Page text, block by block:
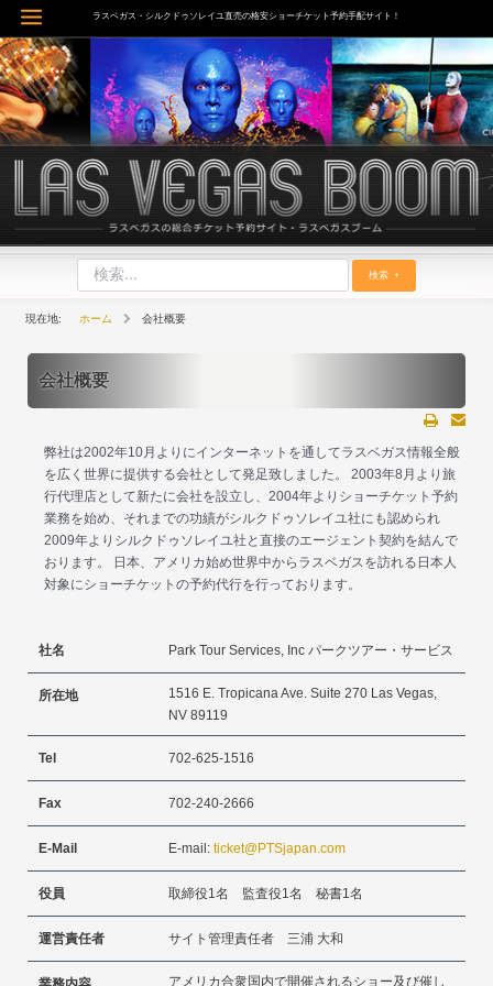
を
ス
キ
ッ
プ
Main
Menu
ラスベガス・シルクドゥソレイユ直売の格安ショーチケット予約手配サイト！
検索
ホーム 会社概要
会社概要
弊社は2002年10月よりにインターネットを通してラスベガス情報全般
を広く世界に提供する会社として発足致しました。 2003年8月より旅
行代理店として新たに会社を設立し、2004年よりショーチケット予約
業務を始め、それまでの功績がシルクドゥソレイユ社にも認められ
2009年よりシルクドゥソレイユ社と直接のエージェント契約を結んで
おります。 日本、アメリカ始め世界中からラスベガスを訪れる日本人
対象にショーチケットの予約代行を行っております。
社名 Park Tour Services, Inc パークツアー・サービス
所在地
1516 E. Tropicana Ave. Suite 270 Las Vegas,
NV 89119
Tel 702-625-1516
Fax 702-240-2666
E-Mail E-mail: ticket@PTSjapan.com
役員 取締役1名 監査役1名 秘書1名
運営責任者 サイト管理責任者 三浦 大和
アメリカ合衆国内で開催されるショー及び催し